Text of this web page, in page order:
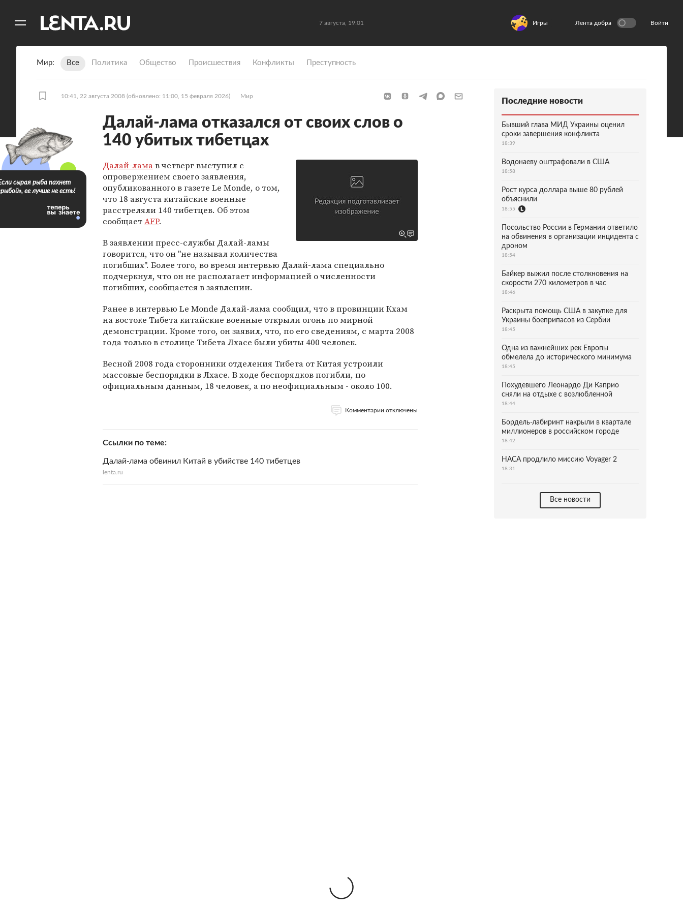
7 августа, 19:01 Игры Лента добра Войти
Мир Все Политика Общество Происшествия Конфликты Преступность
10:41, 22 августа 2008 (обновлено: 11:00, 15 февраля 2026) Мир
Далай-лама отказался от своих слов о
140 убитых тибетцах
Далай-ламав четверг выступил с
опровержением своего заявления,
опубликованного в газете Le Monde, о том,
что 18 августа китайские военные
расстреляли 140 тибетцев. Об этом
сообщаетAFP.
В заявлении пресс-службы Далай-ламы
говорится, что он "не называл количества
погибших". Более того, во время интервью Далай-лама специально
подчеркнул, что он не располагает информацией о численности
погибших, сообщается в заявлении.
Ранее в интервью Le Monde Далай-лама сообщил, что в провинции Кхам
на востоке Тибета китайские военные открыли огонь по мирной
демонстрации. Кроме того, он заявил, что, по его сведениям, с марта 2008
года только в столице Тибета Лхасе были убиты 400 человек.
Весной 2008 года сторонники отделения Тибета от Китая устроили
массовые беспорядки в Лхасе. В ходе беспорядков погибли, по
официальным данным, 18 человек, а по неофициальным - около 100.
Комментарии отключены
Ссылки по теме
Далай-лама обвинил Китай в убийстве 140 тибетцев
lenta.ru
сырая рыба пахнет
ее лучше не есть!
Последние новости
Бывший глава МИД Украины оценил
сроки завершения конфликта
18:39
Водонаеву оштрафовали в США
18:58
Рост курса доллара выше 80 рублей
объяснили
18:55
Посольство России в Германии ответило
на обвинения в организации инцидента с
дроном
18:54
Байкер выжил после столкновения на
скорости 270 километров в час
18:46
Раскрыта помощь США в закупке для
Украины боеприпасов из Сербии
18:45
Одна из важнейших рек Европы
обмелела до исторического минимума
18:45
Похудевшего Леонардо Ди Каприо
сняли на отдыхе с возлюбленной
18:44
Бордель-лабиринт накрыли в квартале
миллионеров в российском городе
18:42
НАСА продлило миссию Voyager 2
18:31
Все новости